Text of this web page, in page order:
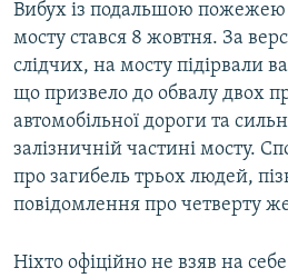
Вибух із подальшою
мосту стався 8 жовтня. За
слідчих, на мосту підірвали
що призвело до обвалу двох
автомобільної дороги та
залізничній частині мосту.
про загибель трьох людей,
повідомлення про четверту
Ніхто офіційно не взяв на себе